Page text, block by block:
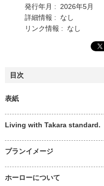
発行年月 : 2026年5月
詳細情報 : なし
リンク情報 : なし
目次
表紙
Living with Takara standard.
プランイメージ
ホーローについて